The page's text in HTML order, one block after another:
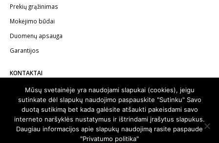
Prekių grąžinimas
Mokėjimo būdai
Duomenų apsauga
Garantijos
KONTAKTAI
Telefonas:+370 602 62622
El.paštas: info@autodalykai.lt
Mūsų svetainėje yra naudojami slapukai (cookies), jeigu
sutinkate dėl slapukų naudojimo paspauskite "Sutinku" Savo
duotą sutikimą bet kada galėsite atšaukti pakeisdami savo
interneto naršyklės nustatymus ir ištrindami įrašytus slapukus.
Daugiau informacijos apie slapukų naudojimą rasite paspaude
"Privatumo politika"